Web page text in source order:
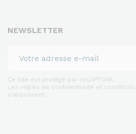
NEWSLETTER
Ce site est protégé par reCAPTCHA.
Les règles de confidentialité et
s'appliquent.